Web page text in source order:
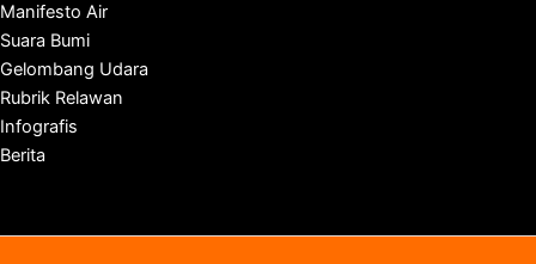
Manifesto Air
Suara Bumi
Gelombang Udara
Rubrik Relawan
Infografis
Berita